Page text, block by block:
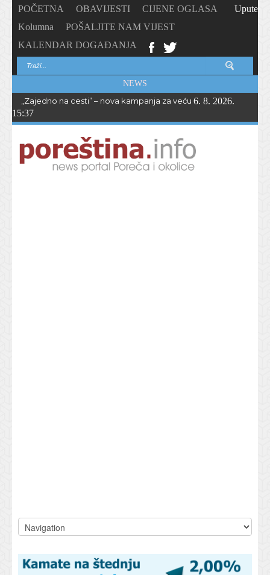
POČETNA OBAVIJESTI
CIJENE OGLASA
Kolumna
POŠALJITE NAM VIJEST
KALENDAR DOGAĐANJA
Upute
NEWS
„Zajedno na cesti” – nova kampanja za veću sigurnost biciklista
6. 8. 2026.
15:37